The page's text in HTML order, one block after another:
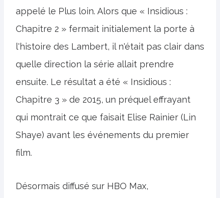
appelé le Plus loin. Alors que « Insidious :
Chapitre 2 » fermait initialement la porte à
l'histoire des Lambert, il n'était pas clair dans
quelle direction la série allait prendre
ensuite. Le résultat a été « Insidious :
Chapitre 3 » de 2015, un préquel effrayant
qui montrait ce que faisait Elise Rainier (Lin
Shaye) avant les événements du premier
film.
Désormais diffusé sur HBO Max,